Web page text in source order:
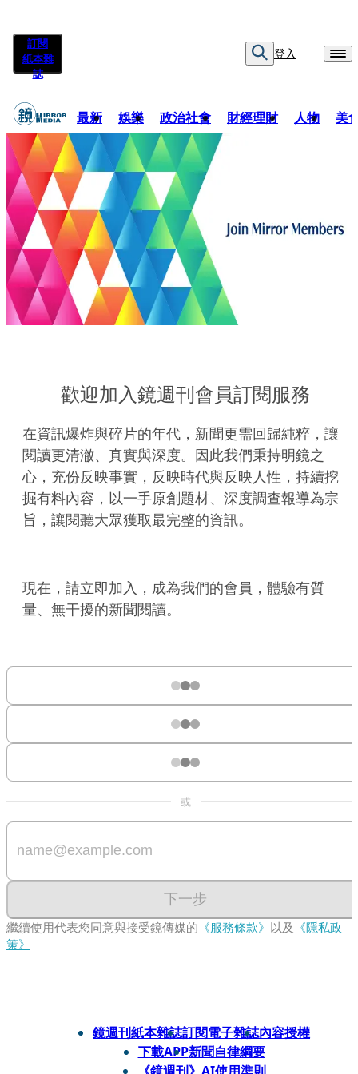
訂閱
紙本雜
誌
登入
最新 娛樂 政治社會 財經理財 人物 美
歡迎加入鏡週刊會員訂閱服務
在資訊爆炸與碎片的年代，新聞更需回歸純粹，讓
閱讀更清澈、真實與深度。因此我們秉持明鏡之
心，充份反映事實，反映時代與反映人性，持續挖
掘有料內容，以一手原創題材、深度調查報導為宗
旨，讓閱聽大眾獲取最完整的資訊。
現在，請立即加入，成為我們的會員，體驗有質
量、無干擾的新聞閱讀。
或
下一步
繼續使用代表您同意與接受鏡傳媒的 《服務條款》 以及 《隱私政
策》
鏡週刊紙本雜誌訂閱電子雜誌內容授權
下載APP新聞自律綱要